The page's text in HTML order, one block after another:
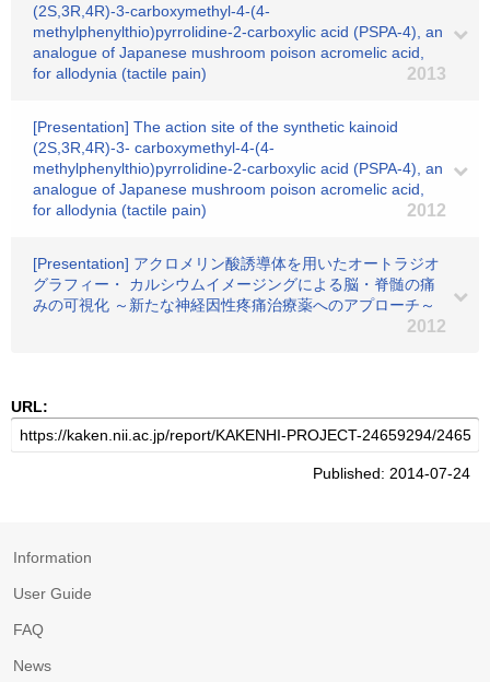
(2S,3R,4R)-3-carboxymethyl-4-(4-
methylphenylthio)pyrrolidine-2-carboxylic acid (PSPA-4), an
analogue of Japanese mushroom poison acromelic acid,
for allodynia (tactile pain)
2013
[Presentation] The action site of the synthetic kainoid
(2S,3R,4R)-3- carboxymethyl-4-(4-
methylphenylthio)pyrrolidine-2-carboxylic acid (PSPA-4), an
analogue of Japanese mushroom poison acromelic acid,
for allodynia (tactile pain)
2012
[Presentation] アクロメリン酸誘導体を用いたオートラジオ
グラフィー・ カルシウムイメージングによる脳・脊髄の痛
みの可視化 ～新たな神経因性疼痛治療薬へのアプローチ～
2012
URL:
Published: 2014-07-24
Information
User Guide
FAQ
News